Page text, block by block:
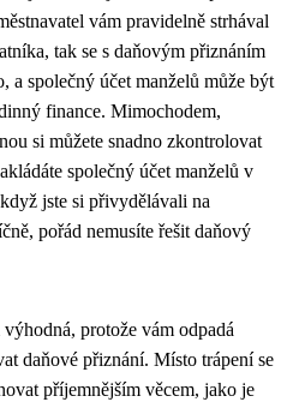
vám pravidelně strhával
tak se s daňovým přiznáním
a společný účet manželů může být
finance. Mimochodem,
si můžete snadno zkontrolovat
společný účet manželů v
jste si přivydělávali na
pořád nemusíte řešit daňový
protože vám odpadá
daňové přiznání. Místo trápení se
příjemnějším věcem, jako je